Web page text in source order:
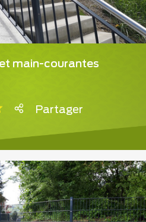
main-courantes
Partager